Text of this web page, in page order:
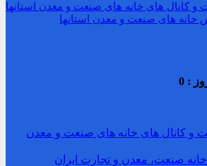
و کانال های خانه های صنعت و معدن استانها
خانه های صنعت و معدن استانها
:
0
و کانال های خانه های صنعت و معدن
خانه صنعت، معدن و تجارت ایران